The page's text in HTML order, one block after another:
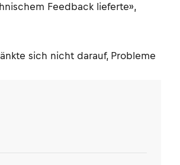
Feedback lieferte»,
sich nicht darauf, Probleme